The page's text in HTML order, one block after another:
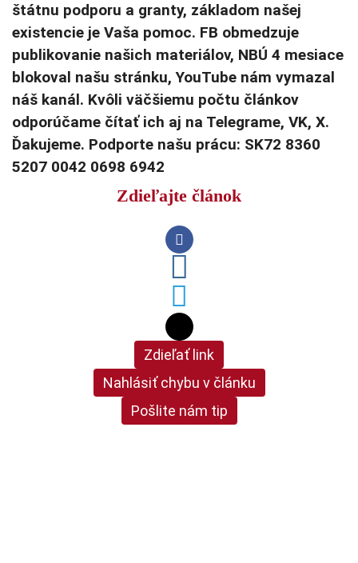
štátnu podporu a granty, základom našej
existencie je Vaša pomoc. FB obmedzuje
publikovanie našich materiálov, NBÚ 4 mesiace
blokoval našu stránku, YouTube nám vymazal
náš kanál. Kvôli väčšiemu počtu článkov
odporúčame čítať ich aj na Telegrame, VK, X.
Ďakujeme. Podporte našu prácu: SK72 8360
5207 0042 0698 6942
Zdieľajte článok
Zdieľať link
Nahlásiť chybu v článku
Pošlite nám tip